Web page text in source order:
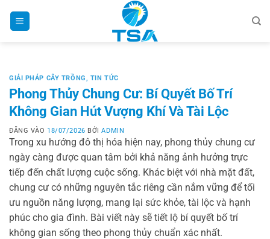
GIẢI PHÁP CÂY TRỒNG, TIN TỨC
Phong Thủy Chung Cư: Bí Quyết Bố Trí
Không Gian Hút Vượng Khí Và Tài Lộc
ĐĂNG VÀO 18/07/2026 BỞIADMIN
Trong xu hướng đô thị hóa hiện nay, phong thủy chung cư
ngày càng được quan tâm bởi khả năng ảnh hưởng trực
tiếp đến chất lượng cuộc sống. Khác biệt với nhà mặt đất,
chung cư có những nguyên tắc riêng cần nắm vững để tối
ưu nguồn năng lượng, mang lại sức khỏe, tài lộc và hạnh
phúc cho gia đình. Bài viết này sẽ tiết lộ bí quyết bố trí
không gian sống theo phong thủy chuẩn xác nhất.